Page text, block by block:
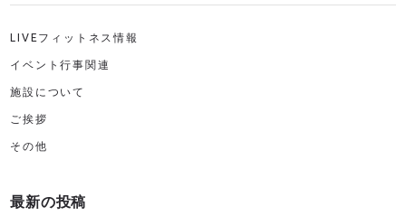
LIVEフィットネス情報
イベント行事関連
施設について
ご挨拶
その他
最新の投稿